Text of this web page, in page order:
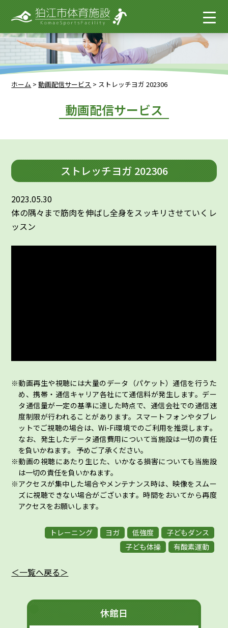
ホーム >動画配信サービス > ストレッチヨガ 202306
動画配信サービス
ストレッチヨガ 202306
2023.05.30
体の隅々まで筋肉を伸ばし全身をスッキリさせていくレ
ッスン
動画再生や視聴には大量のデータ（パケット）通信を行うた
め、携帯・通信キャリア各社にて通信料が発生します。デー
タ通信量が一定の基準に達した時点で、通信会社での通信速
度制限が行われることがあります。スマートフォンやタブレ
ットでご視聴の場合は、Wi-Fi環境でのご利用を推奨します。
なお、発生したデータ通信費用について当施設は一切の責任
を負いかねます。 予めご了承ください。
動画の視聴にあたり生じた、いかなる損害についても当施設
は一切の責任を負いかねます。
アクセスが集中した場合やメンテナンス時は、映像をスムー
ズに視聴できない場合がございます。時間をおいてから再度
アクセスをお願いします。
トレーニング ヨガ 低強度
子どもダンス
子ども体操
有酸素運動
＜一覧へ戻る＞
休館日